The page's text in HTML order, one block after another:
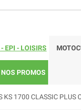
EPI - LOISIRS
NOS PROMOS
KS 1700 CLASSIC PLUS